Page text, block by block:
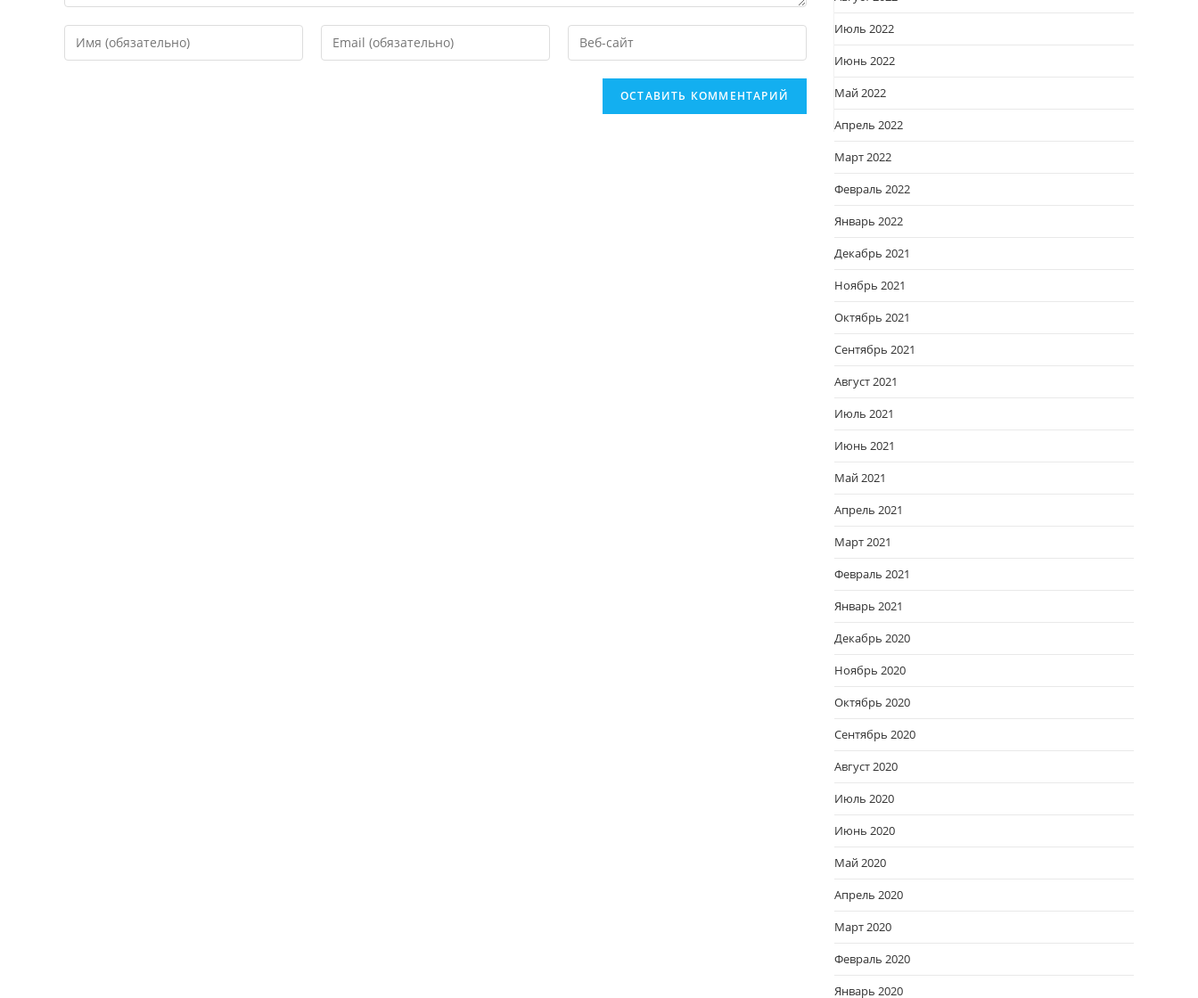
Июль 2022
Июнь 2022
Май 2022
Апрель 2022
Март 2022
Февраль 2022
Январь 2022
Декабрь 2021
Ноябрь 2021
Октябрь 2021
Сентябрь 2021
Август 2021
Июль 2021
Июнь 2021
Май 2021
Апрель 2021
Март 2021
Февраль 2021
Январь 2021
Декабрь 2020
Ноябрь 2020
Октябрь 2020
Сентябрь 2020
Август 2020
Июль 2020
Июнь 2020
Май 2020
Апрель 2020
Март 2020
Февраль 2020
Январь 2020